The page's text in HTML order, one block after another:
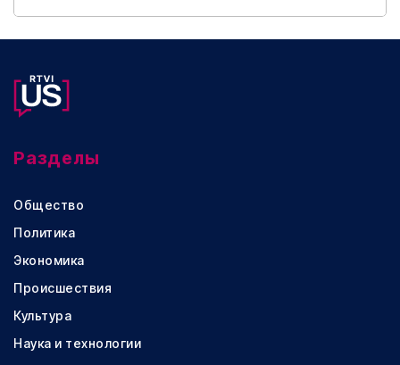
Разделы
Общество
Политика
Экономика
Происшествия
Культура
Наука и технологии